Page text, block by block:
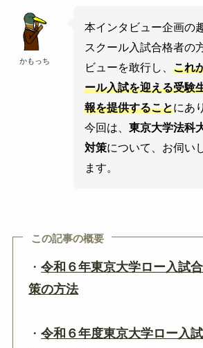
かもっち
本インタビュー企画の
スクール入試合格者の
ビューを敢行し、これ
ール入試を迎える受験
報を提供することにあ
今回は、東京大学法科
対策について、お伺い
ます。
この記事の概要
・令和６年東京大学ロー入試
策の方法
・令和６年度東京大学ロー入